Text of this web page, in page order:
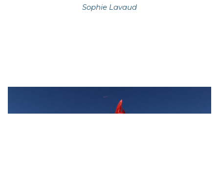
Sophie Lavaud